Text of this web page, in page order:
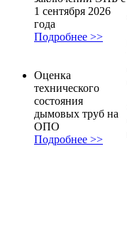
1 сентября 2026
года
Подробнее >>
Оценка
технического
состояния
дымовых труб на
ОПО
Подробнее >>